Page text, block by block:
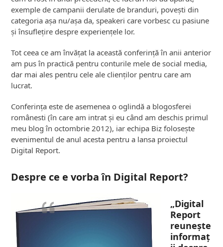
exemple de campanii derulate de branduri, povești din
categoria așa nu/așa da, speakeri care vorbesc cu pasiune
și însuflețire despre experiențele lor.
Tot ceea ce am învățat la această conferință în anii anterior
am pus în practică pentru conturile mele de social media,
dar mai ales pentru cele ale clienților pentru care am
lucrat.
Conferința este de asemenea o oglindă a blogosferei
românesti (în care am intrat și eu când am deschis primul
meu blog în octombrie 2012), iar echipa Biz folosește
evenimentul de anul acesta pentru a lansa proiectul
Digital Report.
Despre ce e vorba în Digital Report?
„Digital
Report
reunește
informaț